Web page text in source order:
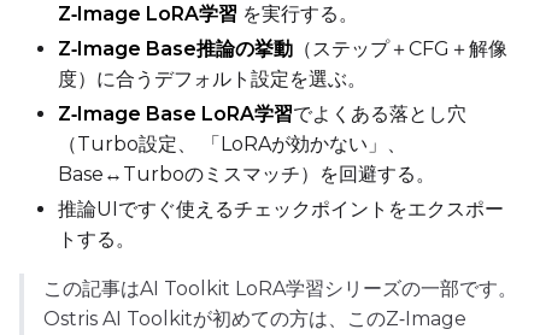
SAVE
BF16
Save Every
Z‑Image LoRA学習 を実行する。
Z‑Image Base推論の挙動 （ステップ＋CFG＋解像
度）に合うデフォルト設定を選ぶ。
Z‑Image Base LoRA学習でよくある落とし穴
（Turbo設定、 「LoRAが効かない」、
Base↔Turboのミスマッチ）を回避する。
推論UIですぐ使えるチェックポイントをエクスポー
トする。
この記事はAI Toolkit LoRA学習シリーズの一部です。
Ostris AI Toolkitが初めての方は、このZ‑Image